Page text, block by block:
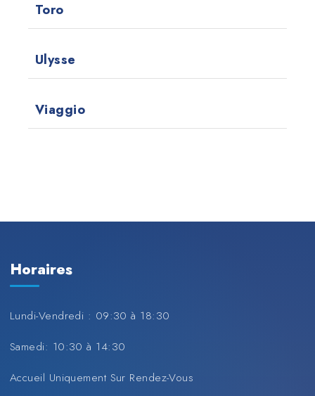
Toro
Ulysse
Viaggio
Horaires
Lundi-Vendredi : 09:30 à 18:30
Samedi: 10:30 à 14:30
Accueil Uniquement Sur Rendez-Vous